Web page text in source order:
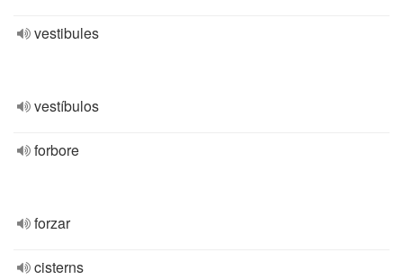
vestibules
vestíbulos
forbore
forzar
cisterns